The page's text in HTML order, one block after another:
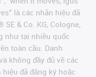
là các nhãn hiệu đã
& Co. KG, Cologne,
như tại nhiều quốc
toàn cầu. Danh
không đầy đủ về các
đã đăng ký hoặc